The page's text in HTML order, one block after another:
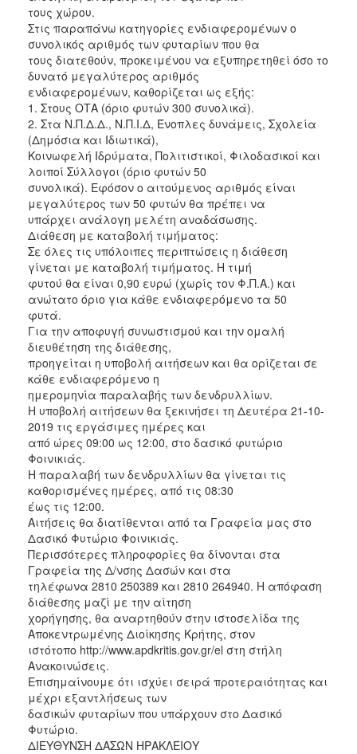
τους χώρου.
Στις παραπάνω κατηγορίες ενδιαφερομένων ο
συνολικός αριθμός των φυταρίων που θα
τους διατεθούν, προκειμένου να εξυπηρετηθεί όσο το
δυνατό μεγαλύτερος αριθμός
ενδιαφερομένων, καθορίζεται ως εξής:
1. Στους ΟΤΑ (όριο φυτών 300 συνολικά).
2. Στα Ν.Π.Δ.Δ., Ν.Π.Ι.Δ, Ένοπλες δυνάμεις, Σχολεία
(Δημόσια και Ιδιωτικά),
Κοινωφελή Ιδρύματα, Πολιτιστικοί, Φιλοδασικοί και
λοιποί Σύλλογοι (όριο φυτών 50
συνολικά). Εφόσον ο αιτούμενος αριθμός είναι
μεγαλύτερος των 50 φυτών θα πρέπει να
υπάρχει ανάλογη μελέτη αναδάσωσης.
Διάθεση με καταβολή τιμήματος:
Σε όλες τις υπόλοιπες περιπτώσεις η διάθεση
γίνεται με καταβολή τιμήματος. Η τιμή
φυτού θα είναι 0,90 ευρώ (χωρίς τον Φ.Π.Α.) και
ανώτατο όριο για κάθε ενδιαφερόμενο τα 50
φυτά.
Για την αποφυγή συνωστισμού και την ομαλή
διευθέτηση της διάθεσης,
προηγείται η υποβολή αιτήσεων και θα ορίζεται σε
κάθε ενδιαφερόμενο η
ημερομηνία παραλαβής των δενδρυλλίων.
Η υποβολή αιτήσεων θα ξεκινήσει τη Δευτέρα 21-10-
2019 τις εργάσιμες ημέρες και
από ώρες 09:00 ως 12:00, στο δασικό φυτώριο
Φοινικιάς.
Η παραλαβή των δενδρυλλίων θα γίνεται τις
καθορισμένες ημέρες, από τις 08:30
έως τις 12:00.
Αιτήσεις θα διατίθενται από τα Γραφεία μας στο
Δασικό Φυτώριο Φοινικιάς.
Περισσότερες πληροφορίες θα δίνονται στα
Γραφεία της Δ/νσης Δασών και στα
τηλέφωνα 2810 250389 και 2810 264940. Η απόφαση
διάθεσης μαζί με την αίτηση
χορήγησης, θα αναρτηθούν στην ιστοσελίδα της
Αποκεντρωμένης Διοίκησης Κρήτης, στον
ιστότοπο http://www.apdkritis.gov.gr/el στη στήλη
Ανακοινώσεις.
Επισημαίνουμε ότι ισχύει σειρά προτεραιότητας και
μέχρι εξαντλήσεως των
δασικών φυταρίων που υπάρχουν στο Δασικό
Φυτώριο.
ΔΙΕΥΘΥΝΣΗ ΔΑΣΩΝ ΗΡΑΚΛΕΙΟΥ